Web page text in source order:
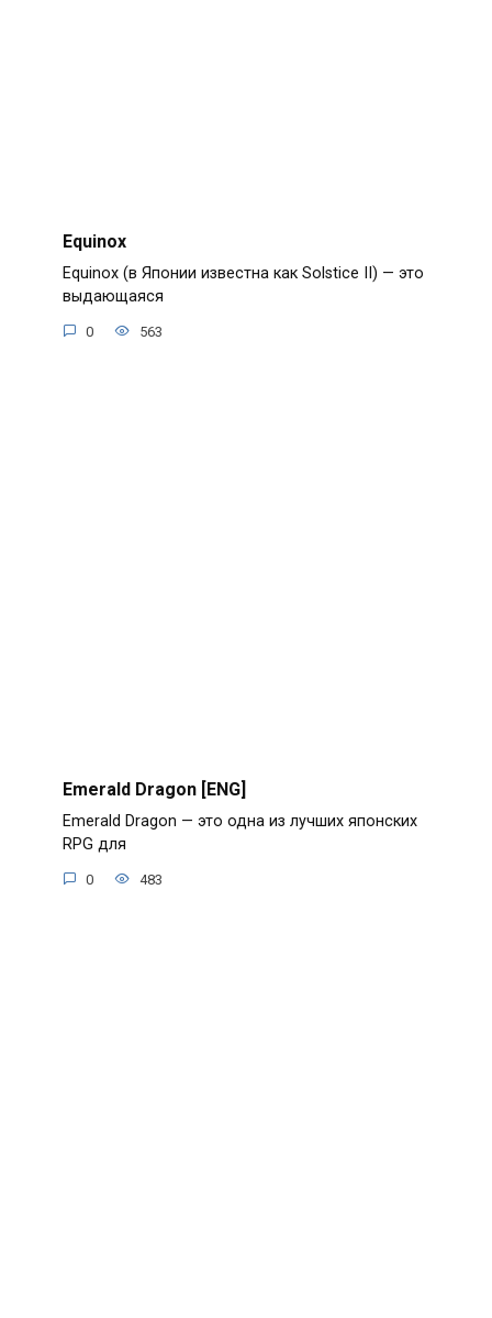
Equinox
Equinox (в Японии известна как Solstice II) — это
выдающаяся
0 563
Emerald Dragon [ENG]
Emerald Dragon — это одна из лучших японских
RPG для
0 483